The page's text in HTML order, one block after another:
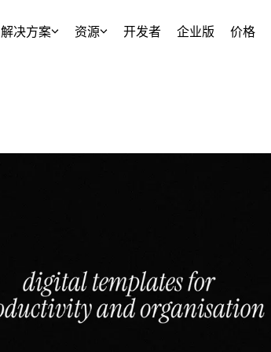
解决方案 资源 开发者 企业版 价格